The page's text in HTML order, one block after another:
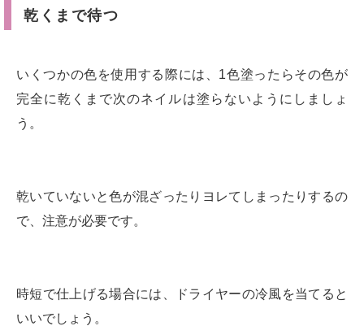
乾くまで待つ
いくつかの色を使用する際には、1色塗ったらその色が
完全に乾くまで次のネイルは塗らないようにしましょ
う。
乾いていないと色が混ざったりヨレてしまったりするの
で、注意が必要です。
時短で仕上げる場合には、ドライヤーの冷風を当てると
いいでしょう。